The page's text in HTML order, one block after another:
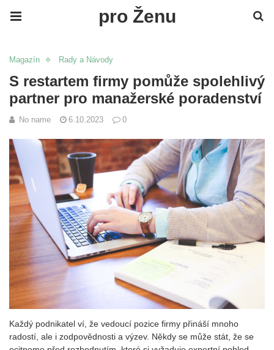
pro Ženu
Magazín Rady a Návody
S restartem firmy pomůže spolehlivý
partner pro manažerské poradenství
No name 6.10.2023 0
Každý podnikatel ví, že vedoucí pozice firmy přináší mnoho
radostí, ale i zodpovědnosti a výzev. Někdy se může stát, že se